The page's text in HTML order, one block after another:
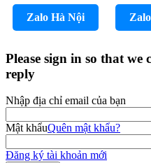
Zalo Hà Nội
Please sign in so that
reply
Nhập địa chỉ email của bạn
Mật khẩuQuên mật khẩu?
Đăng ký tài khoản mới